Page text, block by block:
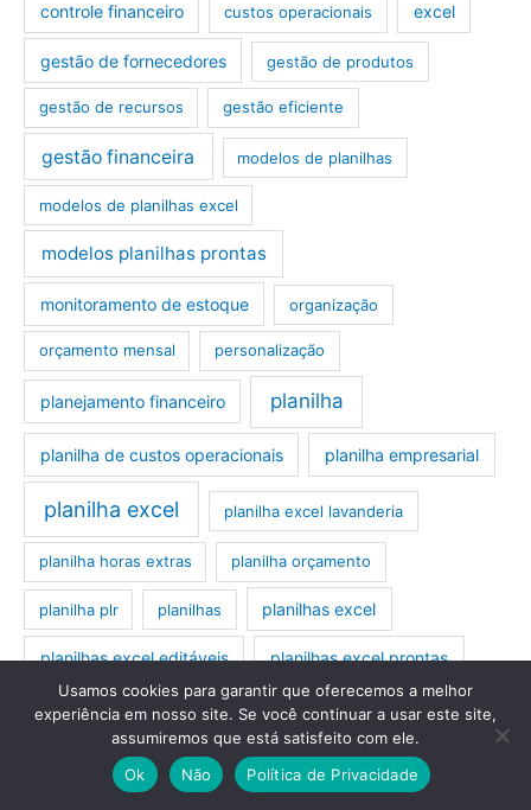
controle financeiro custos operacionais excel
gestão de fornecedores gestão de produtos
gestão de recursos gestão eficiente
gestão financeira modelos de planilhas
modelos de planilhas excel
modelos planilhas prontas
monitoramento de estoque organização
orçamento mensal personalização
planejamento financeiro planilha
planilha de custos operacionais planilha empresarial
planilha excel planilha excel lavanderia
planilha horas extras planilha orçamento
planilha plr planilhas planilhas excel
planilhas excel editáveis planilhas excel prontas
planilhas orçamentárias planilhas prontas
plr planilha preço de venda registro de compras
registro de vendas relatórios de estoque
Usamos cookies para garantir que oferecemos a melhor
experiência em nosso site. Se você continuar a usar este site,
assumiremos que está satisfeito com ele.
Ok
Não Política de Privacidade